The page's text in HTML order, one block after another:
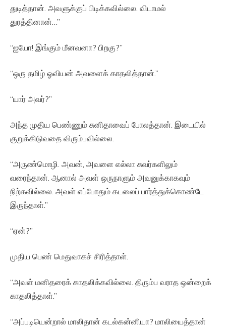
துடித்தான். அவளுக்குப் பிடிக்கவில்லை. விடாமல்
துரத்தினான்…”
“ஐயோ! இங்கும் மீனவனா? பிறகு?”
“ஒரு தமிழ் ஓவியன் அவளைக் காதலித்தான்.”
“யார் அவர்?”
அந்த முதிய பெண்ணும் சுனிதாவைப் போலத்தான். இடையில்
குறுக்கிடுவதை விரும்பவில்லை.
“அருண்மொழி. அவன், அவளை எல்லா சுவர்களிலும்
வரைந்தான். ஆனால் அவள் ஒருநாளும் அவனுக்காகவும்
நிற்கவில்லை. அவள் எப்போதும் கடலைப் பார்த்துக்கொண்டே
இருந்தாள்.”
“ஏன்?”
முதிய பெண் மெதுவாகச் சிரித்தாள்.
“அவள் மனிதரைக் காதலிக்கவில்லை. திரும்ப வராத ஒன்றைக்
காதலித்தாள்.”
“அப்படியென்றால் மாலிதான் கடல்கன்னியா? மாலியைத்தான்